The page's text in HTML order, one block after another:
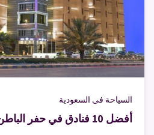
السياحة فى السعودية
أفضل 10 فنادق في حفر الباطن